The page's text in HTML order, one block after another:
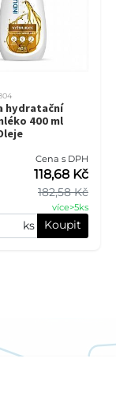
hydratační
400 ml
Cena s DPH
182,58 Kč
118,68 Kč
více>5ks
ks Koupit